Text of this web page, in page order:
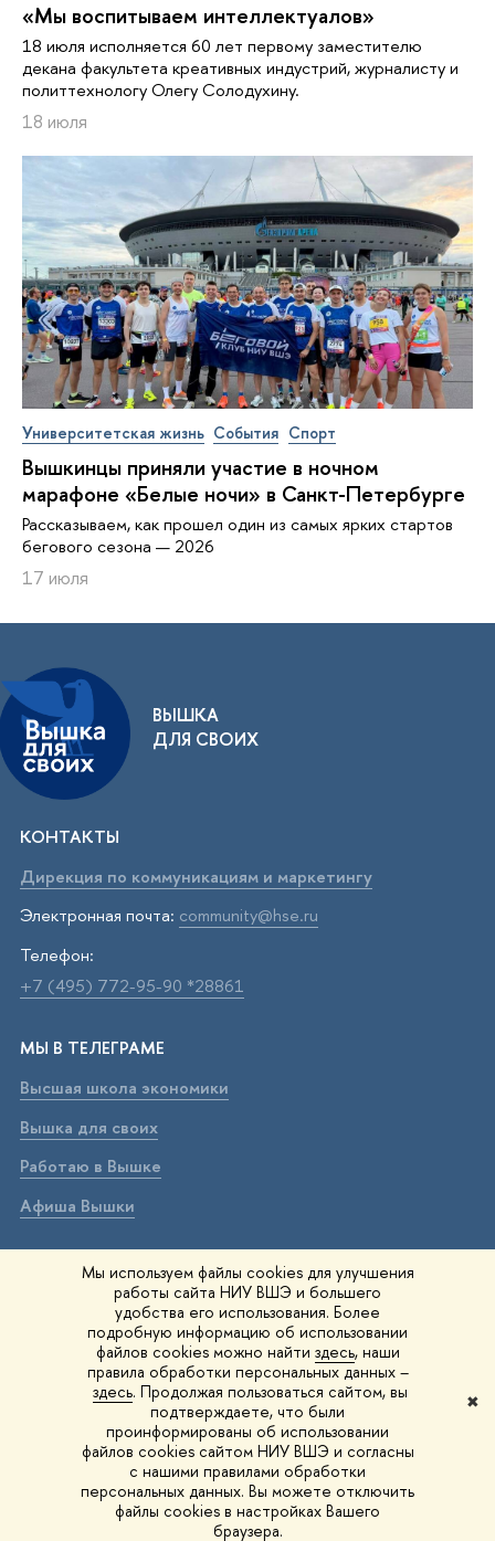
Мы используем файлы cookies для улучшения
работы сайта НИУ ВШЭ и большего
удобства его использования. Более
подробную информацию об использовании
файлов cookies можно найти здесь, наши
правила обработки персональных данных –
здесь. Продолжая пользоваться сайтом, вы
подтверждаете, что были
проинформированы об использовании
файлов cookies сайтом НИУ ВШЭ и согласны
с нашими правилами обработки
персональных данных. Вы можете отключить
файлы cookies в настройках Вашего
браузера.
✖
«Мы воспитываем интеллектуалов»
18 июля исполняется 60 лет первому заместителю
декана факультета креативных индустрий, журналисту и
политтехнологу Олегу Солодухину.
18 июля
Университетская жизнь События Спорт
Вышкинцы приняли участие в ночном
марафоне «Белые ночи» в Санкт-Петербурге
Рассказываем, как прошел один из самых ярких стартов
бегового сезона — 2026
17 июля
ВЫШКА
ДЛЯ СВОИХ
КОНТАКТЫ
Дирекция по коммуникациям и маркетингу
Электронная почта: community@hse.ru
Телефон:
+7 (495) 772-95-90 *28861
МЫ В ТЕЛЕГРАМЕ
Высшая школа экономики
Вышка для своих
Работаю в Вышке
Афиша Вышки
ВЫШКА В МАХ
Высшая школа экономики
Вышка для своих
Работаю в Вышке
Афиша Вышки
Вышка IQ
© 1993–2026 НИУ ВШЭ